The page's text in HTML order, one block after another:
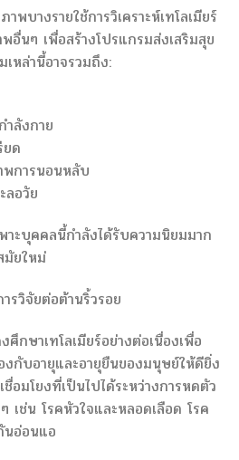
พบางรายใช้การวิเคราะห์เทโลเมียร์
อื่นๆ เพื่อสร้างโปรแกรมส่งเสริมสุข
หล่านี้อาจรวมถึง:
ำลังกาย
ยด
การนอนหลับ
ลอวัย
ะบุคคลนี้กำลังได้รับความนิยมมาก
มัยใหม่
รวิจัยต่อต้านริ้วรอย
กษาเทโลเมียร์อย่างต่อเนื่องเพื่อ
งกับอายุและอายุยืนของมนุษย์ให้ดียิ่ง
อมโยงที่เป็นไปได้ระหว่างการหดตัว
เช่น โรคหัวใจและหลอดเลือด โรค
นอ่อนแอ